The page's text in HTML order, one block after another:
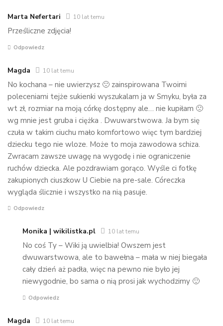
Marta Nefertari 10 lat temu
Prześliczne zdjęcia!
Odpowiedz
Magda 10 lat temu
No kochana – nie uwierzysz 🙁 zainspirowana Twoimi
poleceniami tejże sukienki wyszukalam ja w Smyku, była za
wt zł, rozmiar na moją córkę dostępny ale… nie kupiłam 🙁
wg mnie jest gruba i ciężka . Dwuwarstwowa. Ja bym się
czuła w takim ciuchu mało komfortowo więc tym bardziej
dziecku tego nie wloze. Może to moja zawodowa schiza.
Zwracam zawsze uwagę na wygodę i nie ograniczenie
ruchów dziecka. Ale pozdrawiam gorąco. Wyśle ci fotkę
zakupionych ciuszkow U Ciebie na pre-sale. Córeczka
wygląda ślicznie i wszystko na nią pasuje.
Odpowiedz
Monika | wikilistka.pl 10 lat temu
No coś Ty – Wiki ją uwielbia! Owszem jest
dwuwarstwowa, ale to bawełna – mała w niej biegała
cały dzień aż padła, więc na pewno nie było jej
niewygodnie, bo sama o nią prosi jak wychodzimy 🙂
Odpowiedz
Magda 10 lat temu